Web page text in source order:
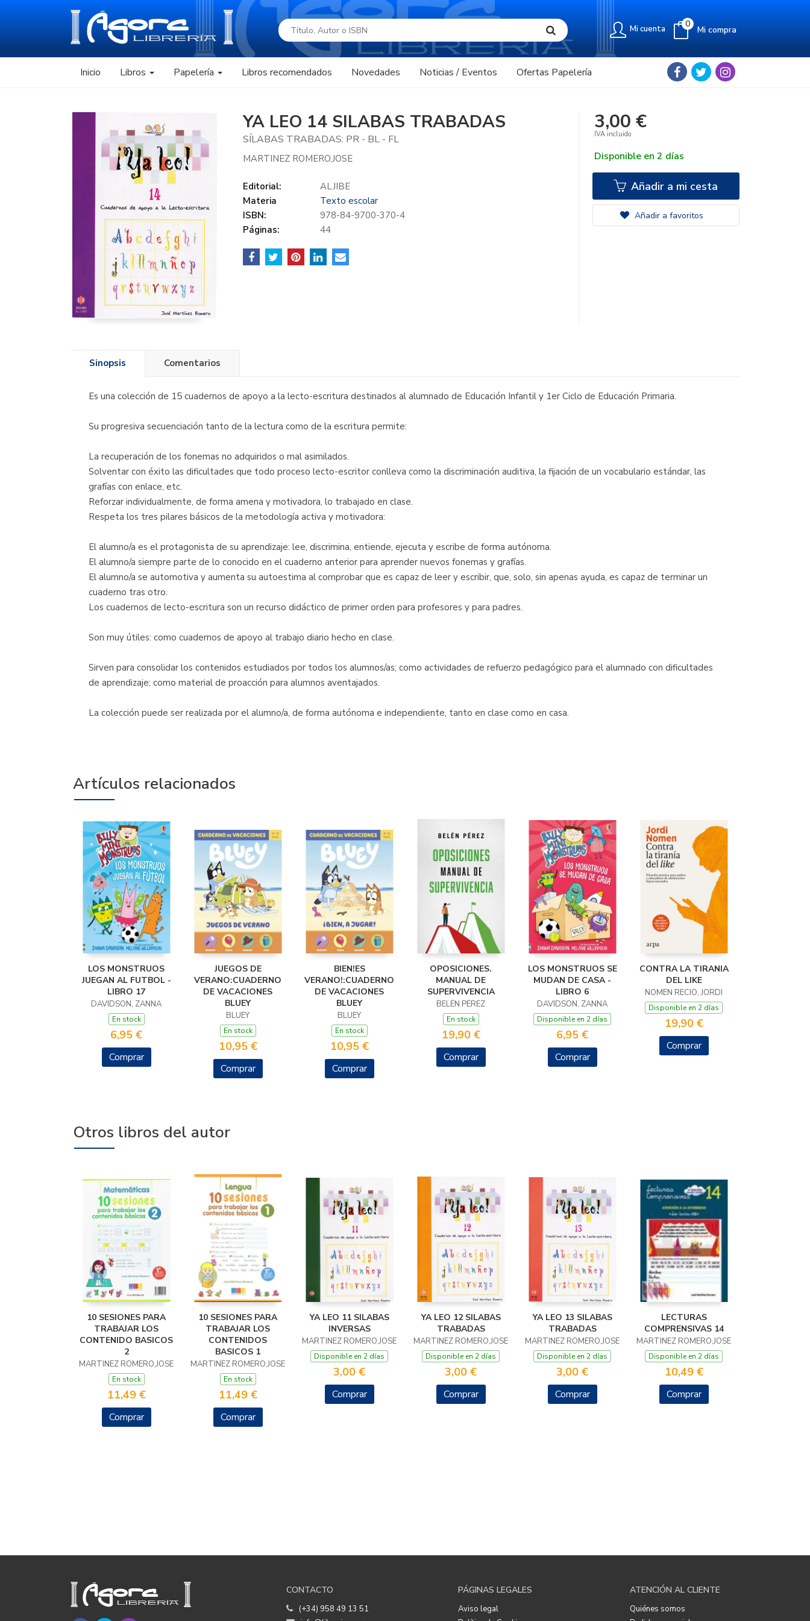
Mi cuenta Mi compra
0
Inicio Libros Papelería Libros recomendados Novedades Noticias / Eventos Ofertas Papelería
YA LEO 14 SILABAS TRABADAS
SÍLABAS TRABADAS: PR - BL - FL
MARTINEZ ROMERO,JOSE
Editorial:
ALJIBE
Materia
Texto escolar
ISBN:
978-84-9700-370-4
Páginas:
44
3,00 €
IVA incluido
Disponible en 2 días
Añadir a mi cesta
Añadir a favoritos
Sinopsis Comentarios
Es una colección de 15 cuadernos de apoyo a la lecto-escritura destinados al alumnado de Educación Infantil y 1er Ciclo de Educación Primaria.
Su progresiva secuenciación tanto de la lectura como de la escritura permite:
La recuperación de los fonemas no adquiridos o mal asimilados.
Solventar con éxito las dificultades que todo proceso lecto-escritor conlleva como la discriminación auditiva, la fijación de un vocabulario estándar, las
grafías con enlace, etc.
Reforzar individualmente, de forma amena y motivadora, lo trabajado en clase.
Respeta los tres pilares básicos de la metodología activa y motivadora:
El alumno/a es el protagonista de su aprendizaje: lee, discrimina, entiende, ejecuta y escribe de forma autónoma.
El alumno/a siempre parte de lo conocido en el cuaderno anterior para aprender nuevos fonemas y grafías.
El alumno/a se automotiva y aumenta su autoestima al comprobar que es capaz de leer y escribir, que, solo, sin apenas ayuda, es capaz de terminar un
cuaderno tras otro.
Los cuadernos de lecto-escritura son un recurso didáctico de primer orden para profesores y para padres.
Son muy útiles: como cuadernos de apoyo al trabajo diario hecho en clase.
Sirven para consolidar los contenidos estudiados por todos los alumnos/as; como actividades de refuerzo pedagógico para el alumnado con dificultades
de aprendizaje; como material de proacción para alumnos aventajados.
La colección puede ser realizada por el alumno/a, de forma autónoma e independiente, tanto en clase como en casa.
Artículos relacionados
LOS MONSTRUOS
JUEGAN AL FUTBOL -
LIBRO 17
DAVIDSON, ZANNA
En stock
6,95 €
Comprar
JUEGOS DE
VERANO:CUADERNO
DE VACACIONES
BLUEY
BLUEY
En stock
10,95 €
Comprar
BIEN!ES
VERANO!:CUADERNO
DE VACACIONES
BLUEY
BLUEY
En stock
10,95 €
Comprar
OPOSICIONES.
MANUAL DE
SUPERVIVENCIA
BELÉN PÉREZ
En stock
19,90 €
Comprar
LOS MONSTRUOS SE
MUDAN DE CASA -
LIBRO 6
DAVIDSON, ZANNA
Disponible en 2 días
6,95 €
Comprar
CONTRA LA TIRANIA
DEL LIKE
NOMEN RECIO, JORDI
Disponible en 2 días
19,90 €
Comprar
Otros libros del autor
10 SESIONES PARA
TRABAJAR LOS
CONTENIDO BASICOS
2
MARTINEZ ROMERO,JOSE
En stock
11,49 €
Comprar
10 SESIONES PARA
TRABAJAR LOS
CONTENIDOS
BASICOS 1
MARTINEZ ROMERO,JOSE
En stock
11,49 €
Comprar
YA LEO 11 SILABAS
INVERSAS
MARTINEZ ROMERO,JOSE
Disponible en 2 días
3,00 €
Comprar
YA LEO 12 SILABAS
TRABADAS
MARTINEZ ROMERO,JOSE
Disponible en 2 días
3,00 €
Comprar
YA LEO 13 SILABAS
TRABADAS
MARTINEZ ROMERO,JOSE
Disponible en 2 días
3,00 €
Comprar
LECTURAS
COMPRENSIVAS 14
MARTINEZ ROMERO,JOSE
Disponible en 2 días
10,49 €
Comprar
CONTACTO
(+34) 958 49 13 51
PÁGINAS LEGALES
Aviso legal
ATENCIÓN AL CLIENTE
Quiénes somos